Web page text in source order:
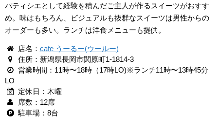
パティシエとして経験を積んだご主人が作るスイーツがおすす
め。味はもちろん、ビジュアルも抜群なスイーツは男性からの
オーダーも多い。ランチは洋食メニューも提供。
店名： cafe うーるー(ウールー)
住所：新潟県長岡市関原町1-1814-3
営業時間：11時〜18時（17時LO)※ランチ11時〜13時45分
LO
定休日：木曜
席数：12席
駐車場：8台